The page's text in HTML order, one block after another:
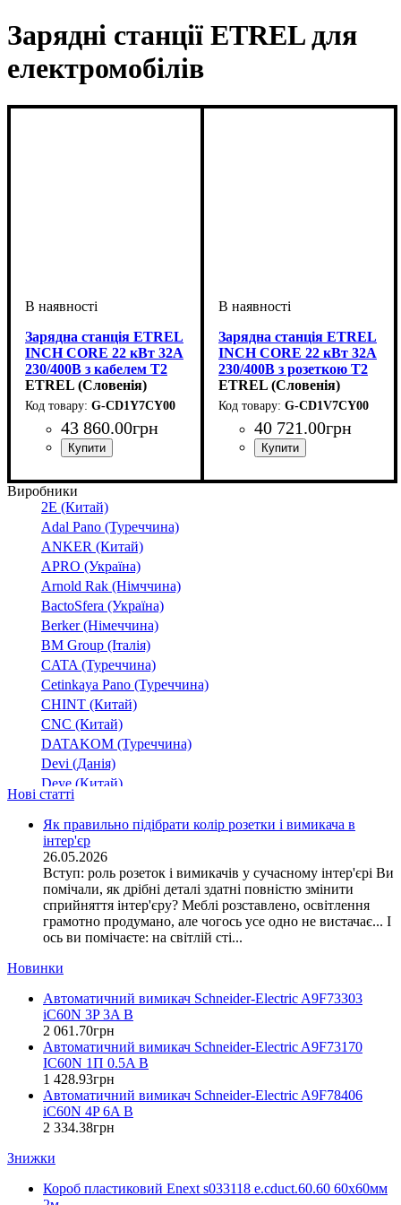
Зарядні станції ETREL для
електромобілів
Зарядна станція ETREL
INCH CORE 22 кВт 32А
230/400В з кабелем Т2
RFID WIFI BLE OCPP
EVCORE-SYS-0018
ETREL (Словенія)
G-CD1Y7CY00
43 860.00грн
Зарядна станція ETREL
INCH CORE 22 кВт 32А
230/400В з розеткою Т2
RFID WIFI BLE OCPP
EVCORE-SYS-0020
ETREL (Словенія)
G-CD1V7CY00
40 721.00грн
Виробники
2E (Китай)
Adal Pano (Туреччина)
ANKER (Китай)
APRO (Україна)
Arnold Rak (Німччина)
BactoSfera (Україна)
Berker (Німеччина)
BM Group (Італія)
CATA (Туреччина)
Cetinkaya Pano (Туреччина)
CHINT (Китай)
CNC (Китай)
DATAKOM (Туреччина)
Devi (Данія)
Deye (Китай)
DigiTop (Україна)
DKC (Україна)
Dyness (Китай)
E.NEXT (Україна)
EAE Electric
Eastron (Китай)
Eaton (США)
ElectrO (Україна)
EON (Таїланд)
ETI (Словенія)
ETREL (Словенія)
Evrosvet (Україна)
Extherm (Німеччина)
F&F (Польща)
FRER (Італія)
FS (Україна)
Galkat (Україна)
GENERICA (Китай)
Нові статті
Як правильно підібрати колір розетки і вимикача в
інтер'єр
26.05.2026
Вступ: роль розеток і вимикачів у сучасному інтер'єрі Ви
помічали, як дрібні деталі здатні повністю змінити
сприйняття інтер'єру? Меблі розставлено, освітлення
грамотно продумано, але чогось усе одно не вистачає... І
ось ви помічаєте: на світлій сті...
Новинки
Автоматичний вимикач Schneider-Electric A9F73303
iC60N 3P 3A B
2 061 .70грн
Автоматичний вимикач Schneider-Electric A9F73170
IC60N 1П 0.5A B
1 428.93грн
Автоматичний вимикач Schneider-Electric A9F78406
iC60N 4P 6A B
2 334.38грн
Знижки
Короб пластиковий Enext s033118 e.cduct.60.60 60х60мм